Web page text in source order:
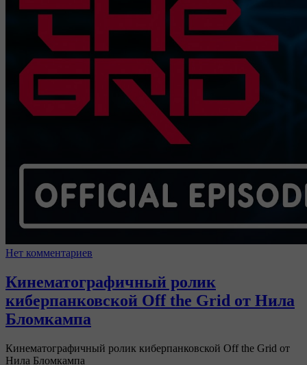
Нет комментариев
Кинематографичный ролик
киберпанковской Off the Grid от Нила
Бломкампа
Кинематографичный ролик киберпанковской Off the Grid от
Нила Бломкампа